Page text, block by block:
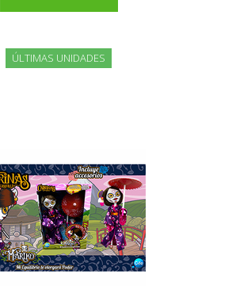
ÚLTIMAS UNIDADES